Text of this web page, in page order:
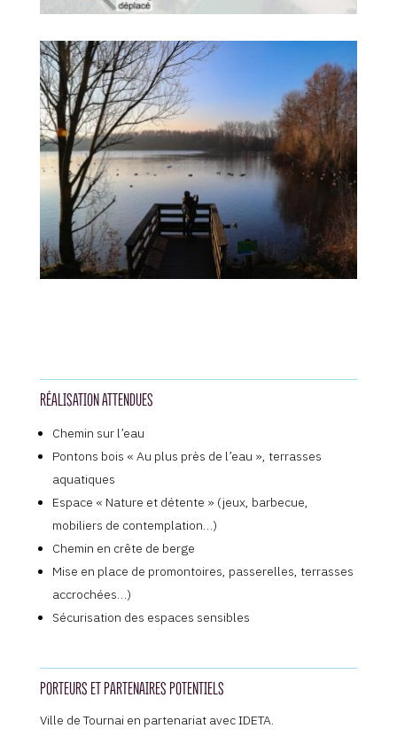
RÉALISATION ATTENDUES
Chemin sur l’eau
Pontons bois « Au plus près de l’eau », terrasses
aquatiques
Espace « Nature et détente » (jeux, barbecue,
mobiliers de contemplation…)
Chemin en crête de berge
Mise en place de promontoires, passerelles, terrasses
accrochées…)
Sécurisation des espaces sensibles
PORTEURS ET PARTENAIRES POTENTIELS
Ville de Tournai en partenariat avec IDETA.